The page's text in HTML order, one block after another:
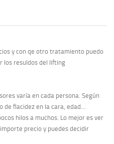
y con qe otro tratamiento puedo
los resuldos del lifting
varía en cada persona. Según
de flacidez en la cara, edad…
hilos a muchos. Lo mejor es ver
precio y puedes decidir